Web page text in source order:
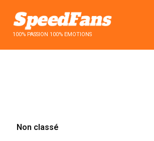
contenu100% PASSION 100% EMOTIONS
Non classé